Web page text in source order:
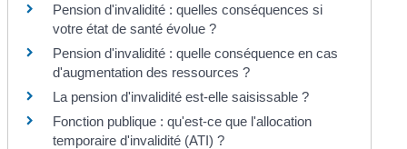
Pension d'invalidité : quelles conséquences si
votre état de santé évolue ?
Pension d'invalidité : quelle conséquence en cas
d'augmentation des ressources ?
La pension d'invalidité est-elle saisissable ?
Fonction publique : qu'est-ce que l'allocation
temporaire d'invalidité (ATI) ?